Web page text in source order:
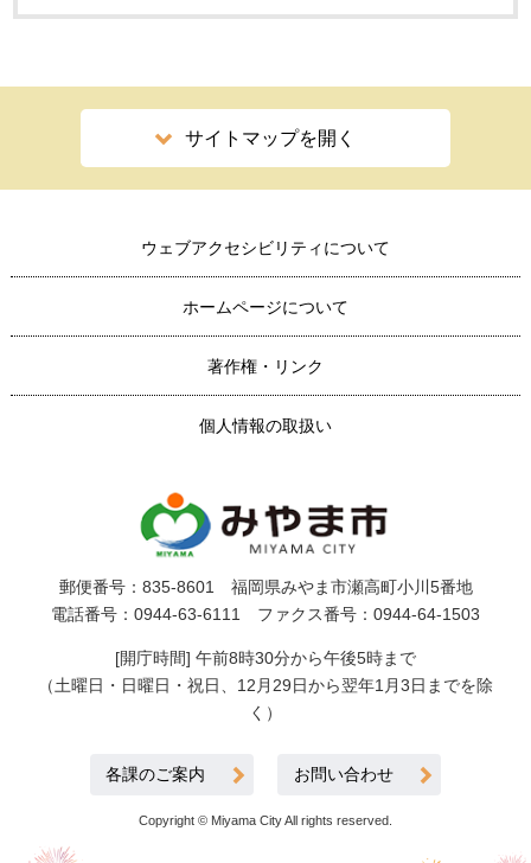
サイトマップを開く
ウェブアクセシビリティについて
ホームページについて
著作権・リンク
個人情報の取扱い
郵便番号：835-8601 福岡県みやま市瀬高町小川5番地
電話番号：0944-63-6111 ファクス番号：0944-64-1503
[開庁時間] 午前8時30分から午後5時まで
（土曜日・日曜日・祝日、12月29日から翌年1月3日までを除
く）
各課のご案内 お問い合わせ
Copyright © Miyama City All rights reserved.